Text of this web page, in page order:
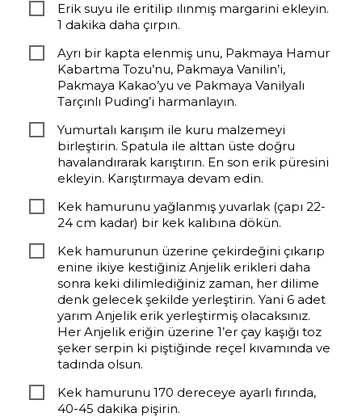
Erik suyu ile eritilip ılınmış margarini ekleyin.
1 dakika daha çırpın.
Ayrı bir kapta elenmiş unu, Pakmaya Hamur
Kabartma Tozu’nu, Pakmaya Vanilin’i,
Pakmaya Kakao’yu ve Pakmaya Vanilyalı
Tarçınlı Puding’i harmanlayın.
Yumurtalı karışım ile kuru malzemeyi
birleştirin. Spatula ile alttan üste doğru
havalandırarak karıştırın. En son erik püresini
ekleyin. Karıştırmaya devam edin.
Kek hamurunu yağlanmış yuvarlak (çapı 22-
24 cm kadar) bir kek kalıbına dökün.
Kek hamurunun üzerine çekirdeğini çıkarıp
enine ikiye kestiğiniz Anjelik erikleri daha
sonra keki dilimlediğiniz zaman, her dilime
denk gelecek şekilde yerleştirin. Yani 6 adet
yarım Anjelik erik yerleştirmiş olacaksınız.
Her Anjelik eriğin üzerine 1’er çay kaşığı toz
şeker serpin ki piştiğinde reçel kıvamında ve
tadında olsun.
Kek hamurunu 170 dereceye ayarlı fırında,
40-45 dakika pişirin.